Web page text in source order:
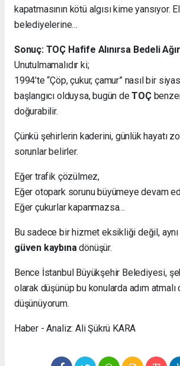
kapatmasının kötü algısı kime yansıyor.
belediyelerine…
Sonuç: TOÇ Hafife Alınırsa Bedeli
Unutulmamalıdır ki;
1994’te “Çöp, çukur, çamur” nasıl bir
başlangıcı olduysa, bugün deTOÇ
doğurabilir.
Çünkü şehirlerin kaderini, günlük hayatı
sorunlar belirler.
Eğer trafik çözülmez,
Eğer otopark sorunu büyümeye devam
Eğer çukurlar kapanmazsa…
Bu sadece bir hizmet eksikliği değil,
güven kaybına dönüşür.
Bence İstanbul Büyükşehir Belediyesi,
olarak düşünüp bu konularda adım atmalı
düşünüyorum.
Haber - Analiz: Ali Şükrü KARA